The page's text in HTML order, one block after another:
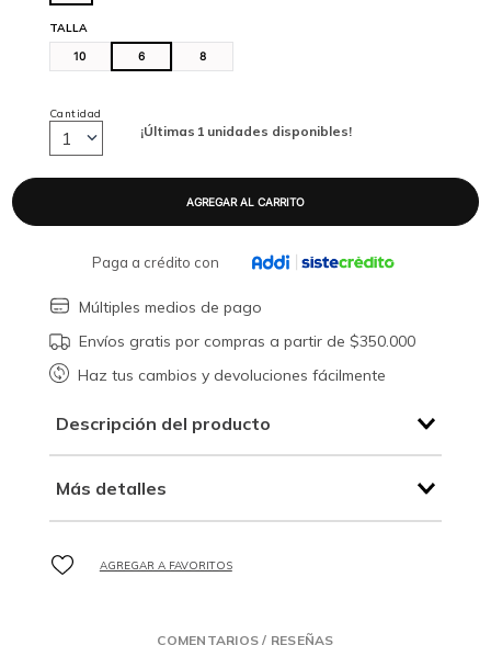
TALLA
10 6 8
¡Últimas 1 unidades disponibles!
Cantidad
1
Paga a crédito con
Múltiples medios de pago
Envíos gratis por compras a partir de $350.000
Haz tus cambios y devoluciones fácilmente
Descripción del producto
Más detalles
COMENTARIOS / RESEÑAS